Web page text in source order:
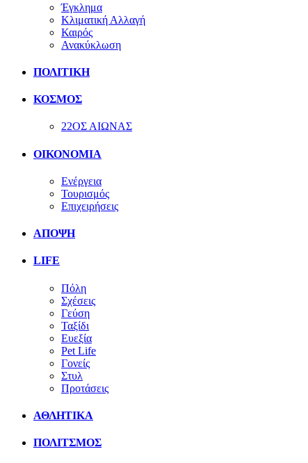
Έγκλημα
Κλιματική Αλλαγή
Καιρός
Ανακύκλωση
ΠΟΛΙΤΙΚΗ
ΚΟΣΜΟΣ
22ΟΣ ΑΙΩΝΑΣ
ΟΙΚΟΝΟΜΙΑ
Ενέργεια
Τουρισμός
Επιχειρήσεις
ΑΠΟΨΗ
LIFE
Πόλη
Σχέσεις
Γεύση
Ταξίδι
Ευεξία
Pet Life
Γονείς
Στυλ
Προτάσεις
ΑΘΛΗΤΙΚΑ
ΠΟΛΙΤΣΜΟΣ